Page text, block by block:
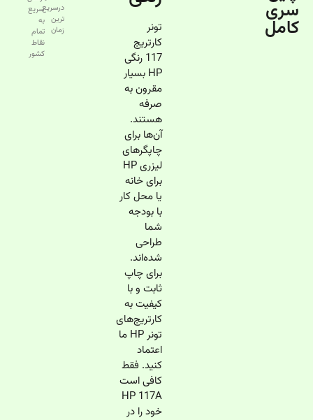
سری
کامل
تونر
کارتریج
117 رنگی
HP بسیار
مقرون به
صرفه
هستند.
آن‌ها برای
چاپگرهای
لیزری HP
برای خانه
یا محل کار
با بودجه
شما
طراحی
شده‌اند.
برای چاپ
ثابت و با
کیفیت به
کارتریج‌های
تونر HP ما
اعتماد
کنید. فقط
کافی است
HP 117A
خود را در
درسریع‌
ترین
زمان
سریع
به
تمام
نقاط
کشور